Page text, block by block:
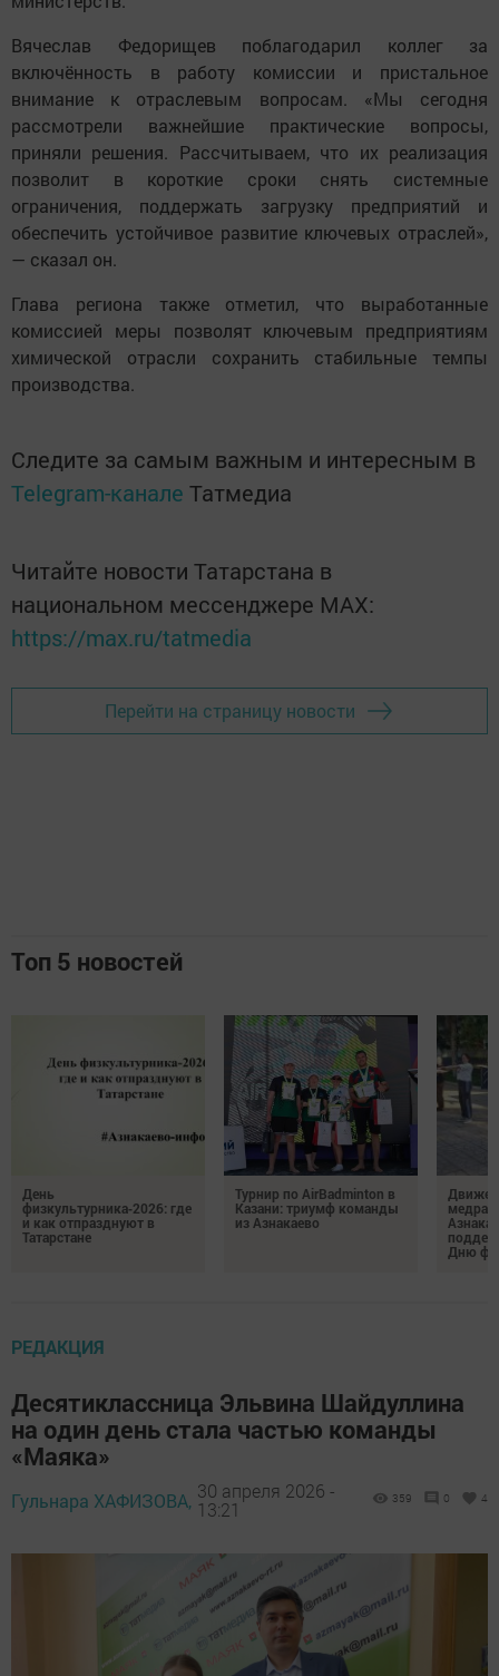
Вячеслав Федорищев поблагодарил коллег за
включённость в работу комиссии и пристальное
внимание к отраслевым вопросам. «Мы сегодня
рассмотрели важнейшие практические вопросы,
приняли решения. Рассчитываем, что их реализация
позволит в короткие сроки снять системные
ограничения, поддержать загрузку предприятий и
обеспечить устойчивое развитие ключевых отраслей»,
— сказал он.
Глава региона также отметил, что выработанные
комиссией меры позволят ключевым предприятиям
химической отрасли сохранить стабильные темпы
производства.
Следите за самым важным и интересным в
Telegram-канале Татмедиа
Читайте новости Татарстана в
национальном мессенджере MАХ:
https://max.ru/tatmedia
Перейти на страницу новости
Топ 5 новостей
День
физкультурника‑2026: где
и как отпразднуют в
Татарстане
Турнир по AirBadminton в
Казани: триумф команды
из Азнакаево
Дню
РЕДАКЦИЯ
Десятиклассница Эльвина Шайдуллина
на один день стала частью команды
«Маяка»
Гульнара ХАФИЗОВА, 30 апреля 2026 -
13:21
359 0 4